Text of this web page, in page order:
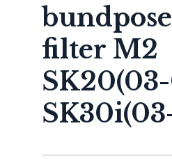
filter M2